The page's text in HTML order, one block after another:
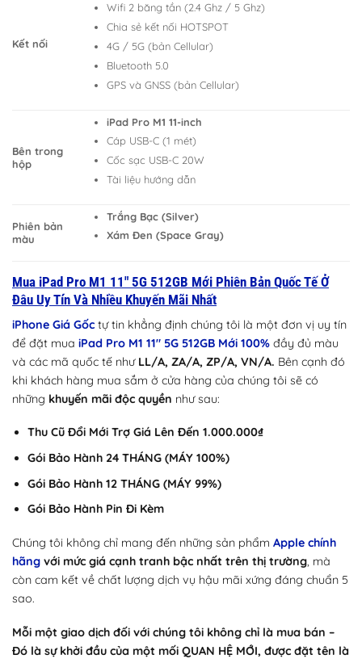
Kết nối
Wifi 2 băng tần (2.4 Ghz / 5 Ghz)
Chia sẻ kết nối HOTSPOT
4G / 5G (bản Cellular)
Bluetooth 5.0
GPS và GNSS (bản Cellular)
Bên trong
hộp
iPad Pro M1 11-inch
Cáp USB-C (1 mét)
Cốc sạc USB-C 20W
Tài liệu hướng dẫn
Phiên bản
màu
Trắng Bạc (Silver)
Xám Đen (Space Gray)
Mua iPad Pro M1 11″ 5G 512GB Mới Phiên Bản Quốc Tế Ở
Đâu Uy Tín Và Nhiều Khuyến Mãi Nhất
iPhone Giá Gốc tự tin khẳng định chúng tôi là một đơn vị uy tín
để đặt mua iPad Pro M1 11″ 5G 512GB Mới 100% đầy đủ màu
và các mã quốc tế như LL/A, ZA/A, ZP/A, VN/A. Bên cạnh đó
khi khách hàng mua sắm ở cửa hàng của chúng tôi sẽ có
những khuyến mãi độc quyền như sau:
Thu Cũ Đổi Mới Trợ Giá Lên Đến 1.000.000₫
Gói Bảo Hành 24 THÁNG (MÁY 100%)
Gói Bảo Hành 12 THÁNG (MÁY 99%)
Gói Bảo Hành Pin Đi Kèm
Chúng tôi không chỉ mang đến những sản phẩm Apple chính
hãng với mức giá cạnh tranh bậc nhất trên thị trường, mà
còn cam kết về chất lượng dịch vụ hậu mãi xứng đáng chuẩn 5
sao.
Mỗi một giao dịch đối với chúng tôi không chỉ là mua bán –
Đó là sự khởi đầu của một mối QUAN HỆ MỚI, được đặt tên là